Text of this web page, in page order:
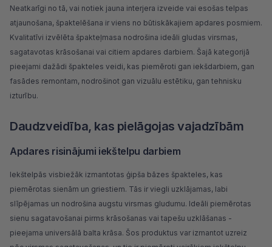
Neatkarīgi no tā, vai notiek jauna interjera izveide vai esošas telpas
atjaunošana, špaktelēšana ir viens no būtiskākajiem apdares posmiem.
Kvalitatīvi izvēlēta špakteļmasa nodrošina ideāli gludas virsmas,
sagatavotas krāsošanai vai citiem apdares darbiem. Šajā kategorijā
pieejami dažādi špakteles veidi, kas piemēroti gan iekšdarbiem, gan
fasādes remontam, nodrošinot gan vizuālu estētiku, gan tehnisku
izturību.
Daudzveidība, kas pielāgojas vajadzībām
Apdares risinājumi iekštelpu darbiem
Iekštelpās visbiežāk izmantotas ģipša bāzes špakteles, kas
piemērotas sienām un griestiem. Tās ir viegli uzklājamas, labi
slīpējamas un nodrošina augstu virsmas gludumu. Ideāli piemērotas
sienu sagatavošanai pirms krāsošanas vai tapešu uzklāšanas -
pieejama universālā balta krāsa. Šos produktus var izmantot uzreiz